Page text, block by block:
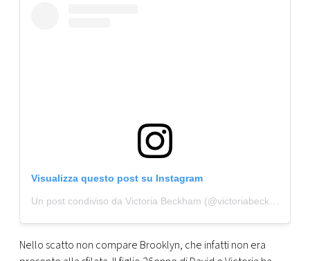
Visualizza questo post su Instagram
Un post condiviso da Victoria Beckham (@victoriabeckham)
Nello scatto non compare Brooklyn, che infatti non era